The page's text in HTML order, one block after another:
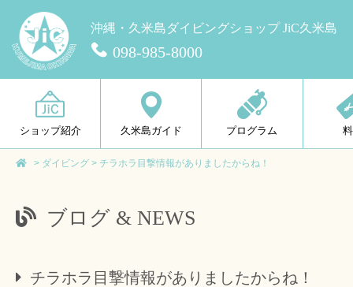
沖縄・久米島ダイビングショップ JiC久米島
098-985-8000
ショップ紹介 久米島ガイド プログラム
> ダイビング > チラホラ目撃情報がありましたからね！
ブログ & NEWS
チラホラ目撃情報がありましたからね！